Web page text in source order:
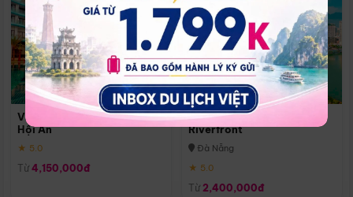
Vinpearl Resort & Golf Nam
Hội An
★ 5.0
Từ 4,150,000đ
Melia Vinpearl Danang
Riverfront
Đà Nẵng
★ 5.0
Từ 2,400,000đ